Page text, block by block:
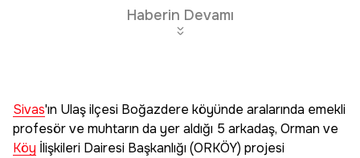
Haberin Devamı
Sivas'ın Ulaş ilçesi Boğazdere köyünde aralarında emekli
profesör ve muhtarın da yer aldığı 5 arkadaş, Orman ve
Köy İlişkileri Dairesi Başkanlığı (ORKÖY) projesi